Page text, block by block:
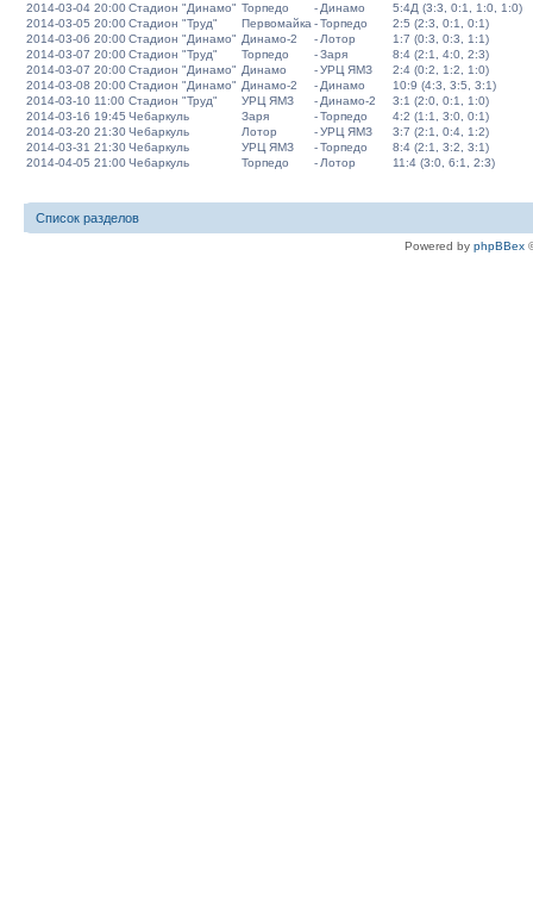
2014-03-04 20:00Стадион "Динамо" Торпедо - Динамо
5:4Д (3:3, 0:1, 1:0, 1:0)
2014-03-05 20:00Стадион "Труд" Первомайка -Торпедо
2:5 (2:3, 0:1, 0:1)
2014-03-06 20:00Стадион "Динамо" Динамо-2 - Лотор
1:7 (0:3, 0:3, 1:1)
2014-03-07 20:00Стадион "Труд" Торпедо -Заря
8:4 (2:1, 4:0, 2:3)
2014-03-07 20:00Стадион "Динамо" Динамо -УРЦ ЯМЗ
2:4 (0:2, 1:2, 1:0)
2014-03-08 20:00Стадион "Динамо" Динамо-2 - Динамо
10:9 (4:3, 3:5, 3:1)
2014-03-10 11:00 Стадион "Труд" УРЦ ЯМЗ - Динамо-2
3:1 (2:0, 0:1, 1:0)
2014-03-16 19:45 Чебаркуль Заря -Торпедо
4:2 (1:1, 3:0, 0:1)
2014-03-20 21:30Чебаркуль Лотор -УРЦ ЯМЗ
3:7 (2:1, 0:4, 1:2)
2014-03-31 21:30Чебаркуль УРЦ ЯМЗ -Торпедо
8:4 (2:1, 3:2, 3:1)
2014-04-05 21:00Чебаркуль Торпедо - Лотор 11:4 (3:0, 6:1, 2:3)
Список разделов
Powered by phpBBex